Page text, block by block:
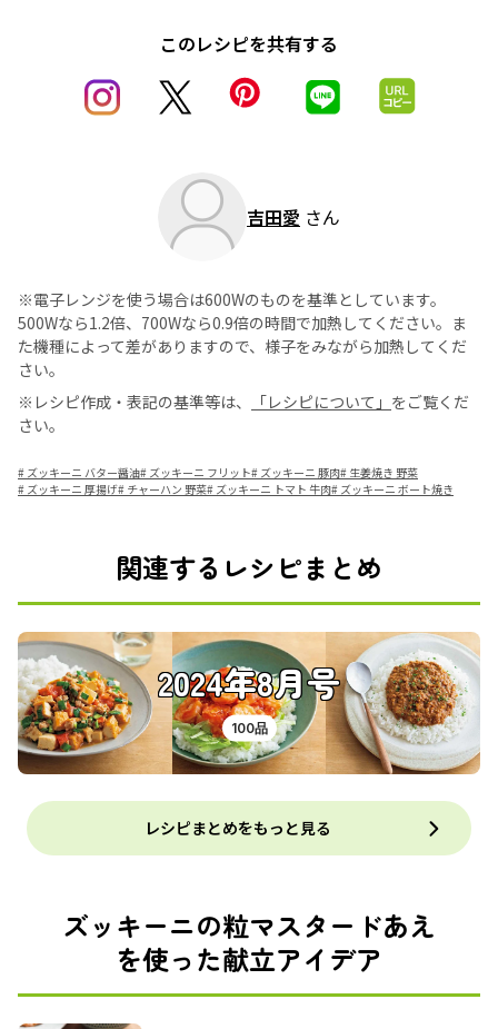
このレシピを共有する
吉田愛 さん
※電子レンジを使う場合は600Wのものを基準としています。
500Wなら1.2倍、700Wなら0.9倍の時間で加熱してください。ま
た機種によって差がありますので、様子をみながら加熱してくだ
さい。
※レシピ作成・表記の基準等は、
「レシピについて」 をご覧くだ
さい。
# ズッキーニ バター醤油# ズッキーニ フリット# ズッキーニ 豚肉# 生姜焼き 野菜
# ズッキーニ 厚揚げ# チャーハン 野菜# ズッキーニ トマト 牛肉# ズッキーニ ボート焼き
関連するレシピまとめ
2024年8月号
100品
レシピまとめをもっと見る
ズッキーニの粒マスタードあえ
を使った献立アイデア